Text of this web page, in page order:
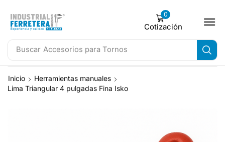
Buscar Accesorios para Tornos
0
Cotización
Inicio
Herramientas manuales
Lima Triangular 4 pulgadas Fina Isko